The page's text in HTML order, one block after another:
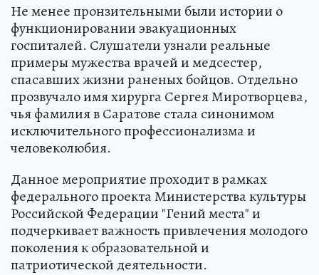
Не менее пронзительными были истории о
функционировании эвакуационных
госпиталей. Слушатели узнали реальные
примеры мужества врачей и медсестер,
спасавших жизни раненых бойцов. Отдельно
прозвучало имя хирурга Сергея Миротворцева,
чья фамилия в Саратове стала синонимом
исключительного профессионализма и
человеколюбия.
Данное мероприятие проходит в рамках
федерального проекта Министерства культуры
Российской Федерации "Гений места" и
подчеркивает важность привлечения молодого
поколения к образовательной и
патриотической деятельности.